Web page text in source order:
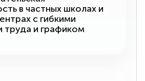
в частных школах и
с гибкими
труда и графиком